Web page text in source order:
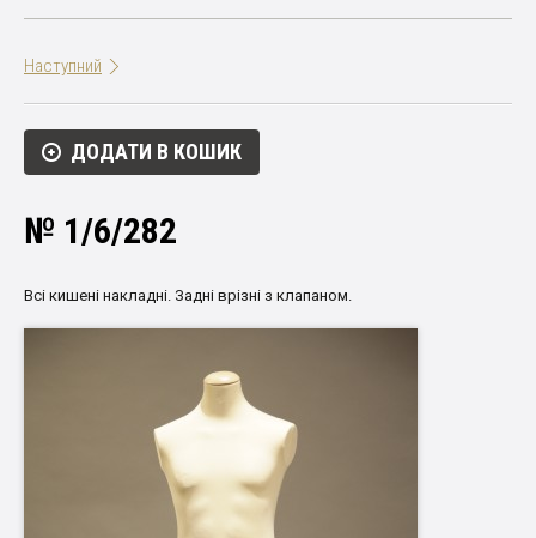
Наступний
ДОДАТИ В КОШИК
№ 1/6/282
Всі кишені накладні. Задні врізні з клапаном.